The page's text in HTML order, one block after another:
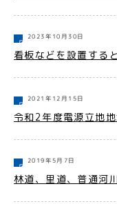
2023年10月30日
看板などを設置する
2021年12月15日
令和2年度電源立地
2019年5月7日
林道、里道、普通河